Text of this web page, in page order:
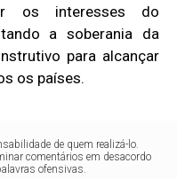
os interesses do
a soberania da
para alcançar
os países.
de quem realizá-lo.
comentários em desacordo
ofensivas.